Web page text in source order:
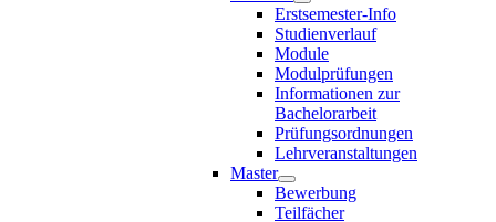
Erstsemester-Info
Studienverlauf
Module
Modulprüfungen
Informationen zur
Bachelorarbeit
Prüfungsordnungen
Lehrveranstaltungen
Master
Bewerbung
Teilfächer